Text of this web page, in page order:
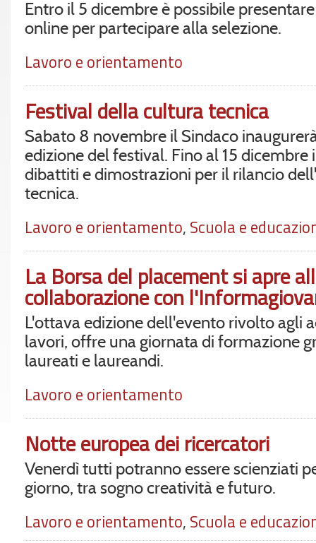
Entro il 5 dicembre è possibile
online per partecipare alla selezione.
Lavoro e orientamento
Festival della cultura tecnica
Sabato 8 novembre il Sindaco
edizione del festival. Fino al 15 dicembre
dibattiti e dimostrazioni per il rilancio
tecnica.
Lavoro e orientamento, Scuola e
La Borsa del placement si apre
collaborazione con
L'ottava edizione dell'evento rivolto agli
lavori, offre una giornata di formazione
laureati e laureandi.
Lavoro e orientamento
Notte europea dei ricercatori
Venerdì tutti potranno essere scienziati
giorno, tra sogno creatività e futuro.
Lavoro e orientamento, Scuola e